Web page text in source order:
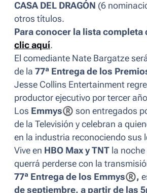
CASA DEL DRAGÓN (6
otros títulos.
Para conocer la lista completa
clic aquí.
El comediante Nate Bargatze
de la 77ª Entrega de los
Jesse Collins Entertainment
productor ejecutivo por tercer
Los Emmys® son entregados
de la Televisión y celebran a
en la industria reconociendo sus
Vive en HBO Max y TNT la
querrá perderse con la
77ª Entrega de los Emmys®,
de septiembre, a partir de las